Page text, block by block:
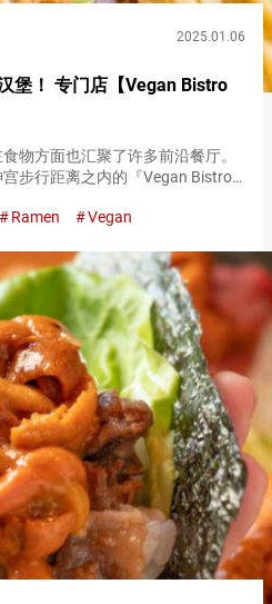
2025.01.06
堡！ 专门店【Vegan Bistro
物方面也汇聚了许多前沿餐厅。
步行距离之内的『Vegan Bistro
税） 在…
Ramen Vegan